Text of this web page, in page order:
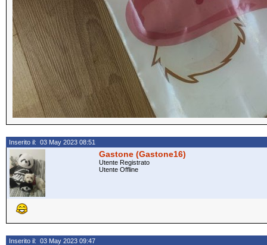
Inserito il: 03 May 2023 08:51
Gastone (Gastone16)
Utente Registrato
Utente Offline
Inserito il: 03 May 2023 09:47